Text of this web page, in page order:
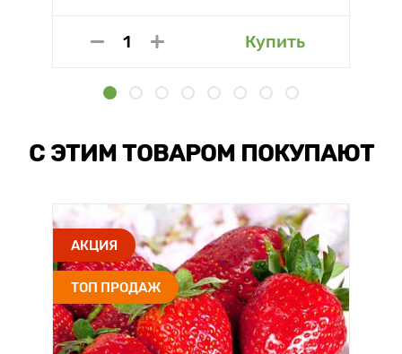
Купить
С ЭТИМ ТОВАРОМ ПОКУПАЮТ
АКЦИЯ
ТОП ПРОДАЖ